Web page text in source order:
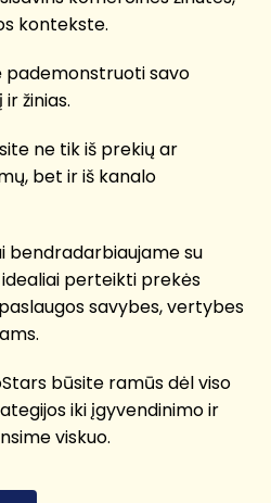
kontekste.
pademonstruoti savo
žinias.
ne tik iš prekių ar
bet ir iš kanalo
bendradarbiaujame su
perteikti prekės
savybes, vertybes
būsite ramūs dėl viso
iki įgyvendinimo ir
viskuo.